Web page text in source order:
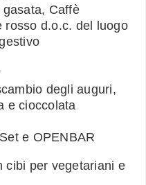
Caffè
rosso d.o.c. del luogo
degli auguri,
e cioccolata
e OPENBAR
cibi per vegetariani e